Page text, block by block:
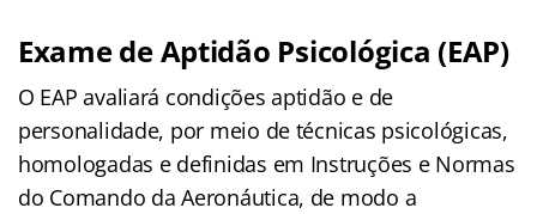
Exame de Aptidão Psicológica (EAP)
O EAP avaliará condições aptidão e de
personalidade, por meio de técnicas psicológicas,
homologadas e definidas em Instruções e Normas
do Comando da Aeronáutica, de modo a